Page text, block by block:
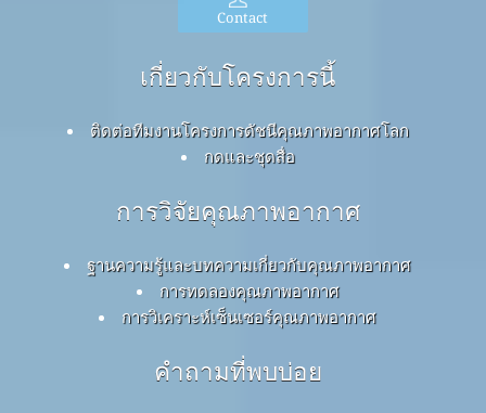
Contact
เกี่ยวกับโครงการนี้
ติดต่อทีมงานโครงการดัชนีคุณภาพอากาศโลก
กดและชุดสื่อ
การวิจัยคุณภาพอากาศ
ฐานความรู้และบทความเกี่ยวกับคุณภาพอากาศ
การทดลองคุณภาพอากาศ
การวิเคราะห์เซ็นเซอร์คุณภาพอากาศ
คำถามที่พบบ่อย